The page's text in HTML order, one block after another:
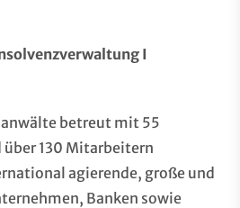
I
betreut mit 55
130 Mitarbeitern
agierende, große und
Banken sowie